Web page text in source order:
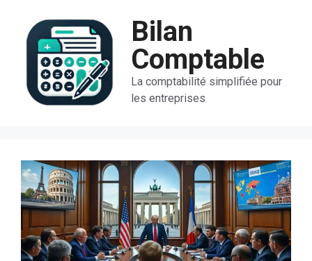
contenu
Bilan
Comptable
La comptabilité simplifiée pour
les entreprises